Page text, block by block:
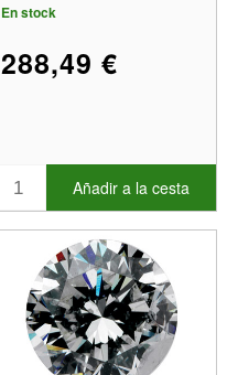
En stock
288,49 €
Añadir a la cesta